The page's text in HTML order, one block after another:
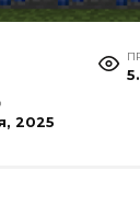
2025